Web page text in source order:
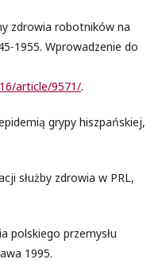
zdrowia robotników na
1955. Wprowadzenie do
article/9571/.
grypy hiszpańskiej,
służby zdrowia w PRL,
polskiego przemysłu
1995.